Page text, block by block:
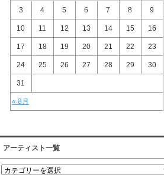
« 8月
3 4 5 6 7 8 9
10 11 12 13 14 15 16
17 18 19 20 21 22 23
24 25 26 27 28 29 30
31
アーティスト一覧
ア